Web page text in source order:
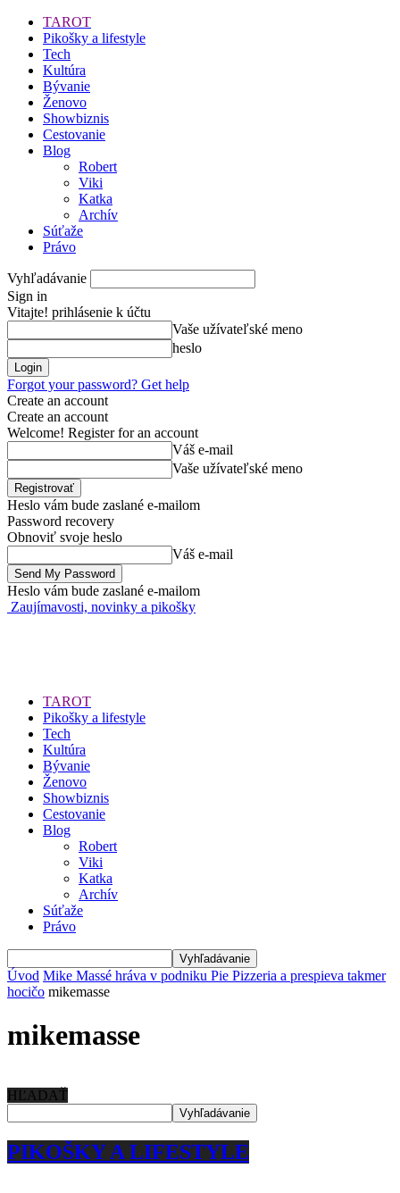
TAROT
Pikošky a lifestyle
Tech
Kultúra
Bývanie
Ženovo
Showbiznis
Cestovanie
Blog
Robert
Viki
Katka
Archív
Súťaže
Právo
Vyhľadávanie
Sign in
Vitajte! prihlásenie k účtu
Vaše užívateľské meno
heslo
Forgot your password? Get help
Create an account
Create an account
Welcome! Register for an account
Váš e-mail
Vaše užívateľské meno
Heslo vám bude zaslané e-mailom
Password recovery
Obnoviť svoje heslo
Váš e-mail
Heslo vám bude zaslané e-mailom
Zaujímavosti, novinky a pikošky
TAROT
Pikošky a lifestyle
Tech
Kultúra
Bývanie
Ženovo
Showbiznis
Cestovanie
Blog
Robert
Viki
Katka
Archív
Súťaže
Právo
Úvod Mike Massé hráva v podniku Pie Pizzeria a prespieva takmer
hocičo mikemasse
mikemasse
HĽADAŤ
PIKOŠKY A LIFESTYLE